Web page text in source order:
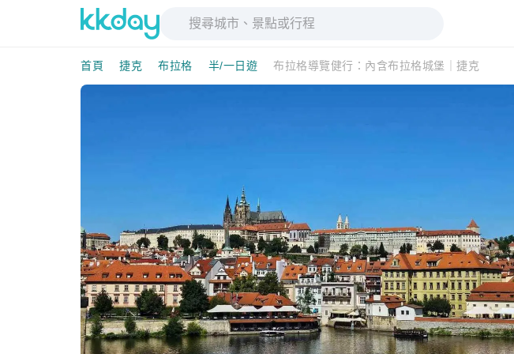
首頁 捷克 布拉格 半/一日遊 布拉格導覽健行：內含布拉格城堡｜捷克